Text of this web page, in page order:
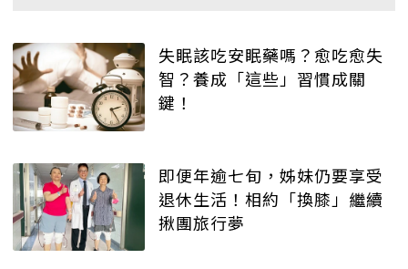
失眠該吃安眠藥嗎？愈吃愈失
智？養成「這些」習慣成關
鍵！
即便年逾七旬，姊妹仍要享受
退休生活！相約「換膝」繼續
揪團旅行夢